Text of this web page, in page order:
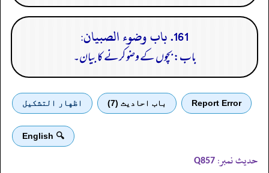
161. باب وضوء الصبيان:
باب: بچوں کے وضو کرنے کا بیان۔
Report Error باب احادیث (7) اظهار التشكيل
🔍 English
حدیث نمبر: Q857